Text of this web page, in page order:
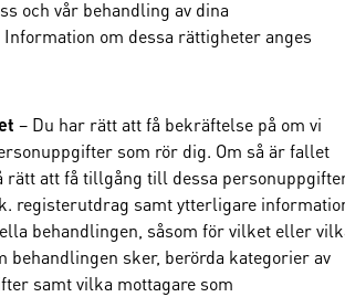
och vår behandling av dina
om dessa rättigheter anges
– Du har rätt att få bekräftelse på om vi
som rör dig. Om så är fallet
rätt att få tillgång till dessa
registerutdrag samt ytterligare
behandlingen, såsom för vilket eller
behandlingen sker, berörda kategorier av
samt vilka mottagare som